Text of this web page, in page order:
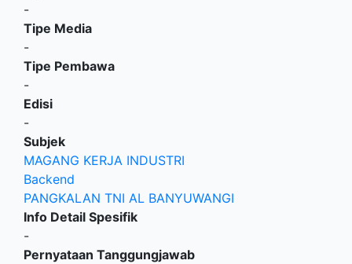
-
Tipe Media
-
Tipe Pembawa
-
Edisi
-
Subjek
MAGANG KERJA INDUSTRI
Backend
PANGKALAN TNI AL BANYUWANGI
Info Detail Spesifik
-
Pernyataan Tanggungjawab